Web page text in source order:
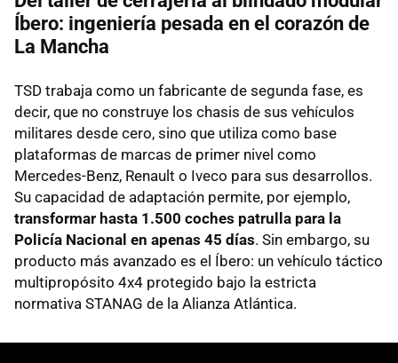
Íbero: ingeniería pesada en el corazón de
La Mancha
TSD trabaja como un fabricante de segunda fase, es
decir, que no construye los chasis de sus vehículos
militares desde cero, sino que utiliza como base
plataformas de marcas de primer nivel como
Mercedes-Benz, Renault o Iveco para sus desarrollos.
Su capacidad de adaptación permite, por ejemplo,
transformar hasta 1.500 coches patrulla para la
Policía Nacional en apenas 45 días. Sin embargo, su
producto más avanzado es el Íbero: un vehículo táctico
multipropósito 4x4 protegido bajo la estricta
normativa STANAG de la Alianza Atlántica.